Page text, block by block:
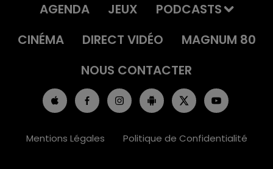
AGENDA
JEUX
PODCASTS
CINÉMA
DIRECT VIDÉO
MAGNUM 80
NOUS CONTACTER
Mentions Légales Politique de Confidentialité